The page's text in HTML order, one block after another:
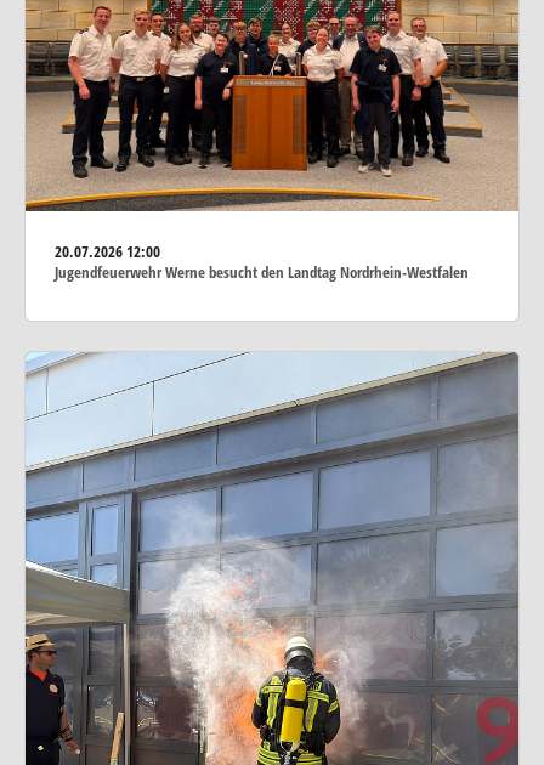
20.07.202612:00
Jugendfeuerwehr Werne besucht den Landtag Nordrhein-Westfalen